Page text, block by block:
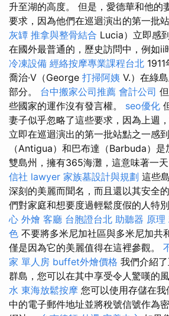
升至湖的高度。 但是，愛德華和他的
要求，因為他們在巡迴演出的第一批
灰罈 推拿與整骨結合 Lucia）立即感
在國外最普通的，歷史訪問中，例如ii
冷凍設備 經絡按摩專業課程台北
喬治·V（George 打掃阿姨 V.）在綠
部分。 台中搬家公司推薦 會計公司
些國家的運作沒有發言權。 seo優化
妻子似乎忽略了這些要求，因為上週
立即在巡迴演出的第一批站點之一感
（Antigua）和巴布達（Barbuda）
雙島州，擁有365海灘，這意味著一天
信社 lawyer 家族墓設計與規劃 這些
深刻的美麗而聞名，而且還以其安全
們對家庭和想要度過輕鬆度假的人特
心 外燴 客廳 台胞證台北 助聽器 原理
色 不要將多米尼加社區與多米尼加共
僅是因為它的美麗值得在這裡參觀。
家 單人房 buffet外燴價格 我們介紹
群島，您可以在其中享受令人驚嘆的
水 東海放鬆按摩 您可以使用存儲在
中的電子郵件地址並將稅號信號作為